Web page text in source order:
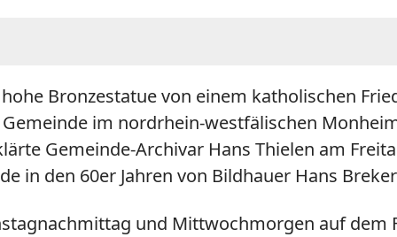
Bronzestatue von einem katholischen
im nordrhein-westfälischen
Gemeinde-Archivar Hans Thielen am
in den 60er Jahren von Bildhauer Hans
und Mittwochmorgen auf dem